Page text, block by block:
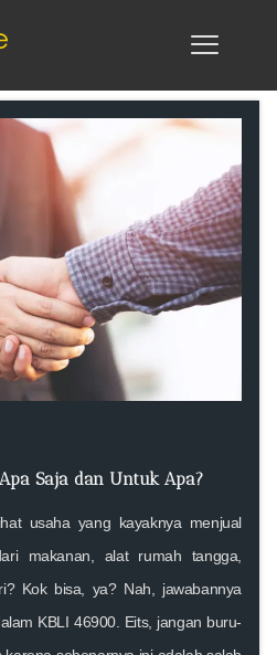
Saja dan Untuk Apa?
usaha yang kayaknya menjual
makanan, alat rumah tangga,
Kok bisa, ya? Nah, jawabannya
KBLI 46900. Eits, jangan buru-